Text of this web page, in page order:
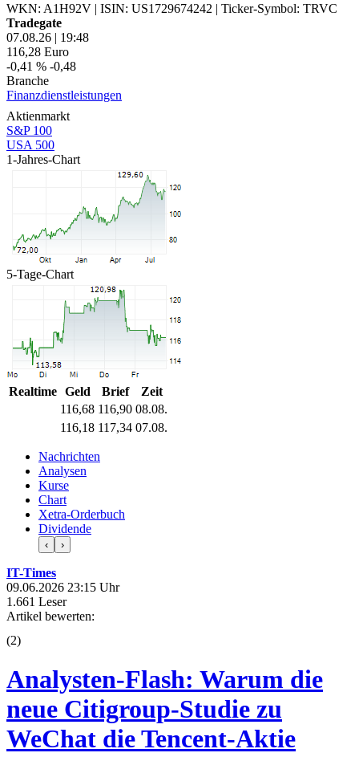
WKN: A1H92V | ISIN: US1729674242 | Ticker-Symbol: TRVC
Tradegate
07.08.26 | 19:48
116,28 Euro
-0,41 % -0,48
Branche
Finanzdienstleistungen
Aktienmarkt
S&P 100
USA 500
1-Jahres-Chart
5-Tage-Chart
Realtime Geld Brief
Zeit
116,68 116,90 08.08.
116,18 117,34 07.08.
Nachrichten
Analysen
Kurse
Chart
Xetra-Orderbuch
Dividende
‹ ›
IT-Times
09.06.2026 23:15 Uhr
1.661 Leser
Artikel bewerten:
(2)
Analysten-Flash: Warum die
neue Citigroup-Studie zu
WeChat die Tencent-Aktie